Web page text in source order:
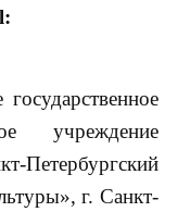
:
учреждение
Петербургский
г. Санкт-